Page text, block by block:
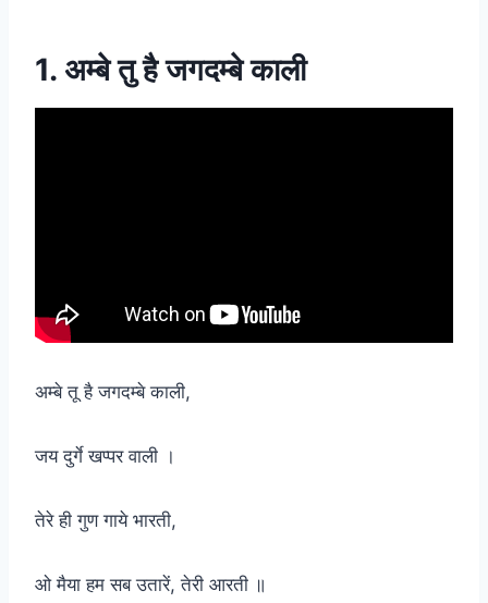
1. अम्बे तु है जगदम्बे काली
अम्बे तू है जगदम्बे काली,
जय दुर्गे खप्पर वाली ।
तेरे ही गुण गाये भारती,
ओ मैया हम सब उतारें, तेरी आरती ॥